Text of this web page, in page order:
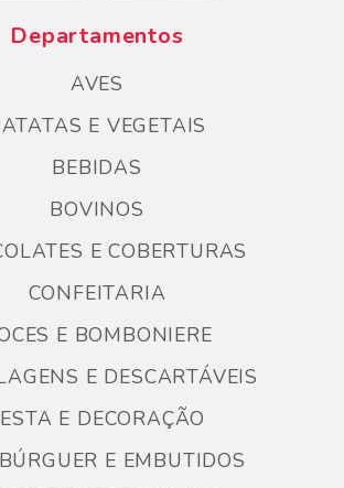
Departamentos
AVES
E VEGETAIS
BEBIDAS
BOVINOS
E COBERTURAS
CONFEITARIA
E BOMBONIERE
E DESCARTÁVEIS
E DECORAÇÃO
E EMBUTIDOS